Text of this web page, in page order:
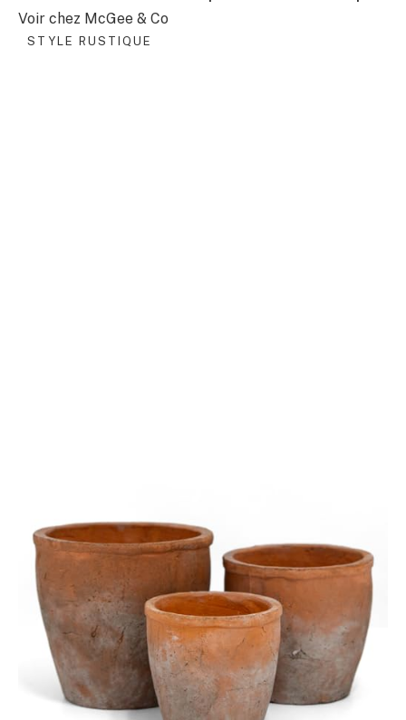
Voir chez McGee & Co
STYLE RUSTIQUE